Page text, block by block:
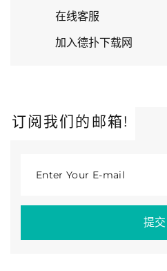
在线客服
加入德扑下载网
订阅我们的邮箱!
Enter Your E-mail
提交